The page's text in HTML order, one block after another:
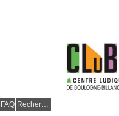
FAQ Rechercher